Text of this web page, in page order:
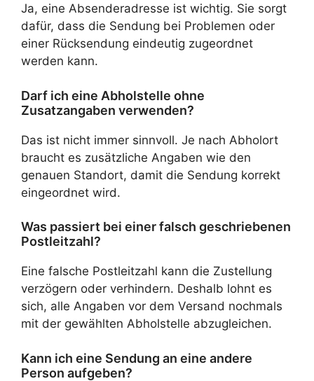
Ja, eine Absenderadresse ist wichtig. Sie sorgt
dafür, dass die Sendung bei Problemen oder
einer Rücksendung eindeutig zugeordnet
werden kann.
Darf ich eine Abholstelle ohne
Zusatzangaben verwenden?
Das ist nicht immer sinnvoll. Je nach Abholort
braucht es zusätzliche Angaben wie den
genauen Standort, damit die Sendung korrekt
eingeordnet wird.
Was passiert bei einer falsch geschriebenen
Postleitzahl?
Eine falsche Postleitzahl kann die Zustellung
verzögern oder verhindern. Deshalb lohnt es
sich, alle Angaben vor dem Versand nochmals
mit der gewählten Abholstelle abzugleichen.
Kann ich eine Sendung an eine andere
Person aufgeben?